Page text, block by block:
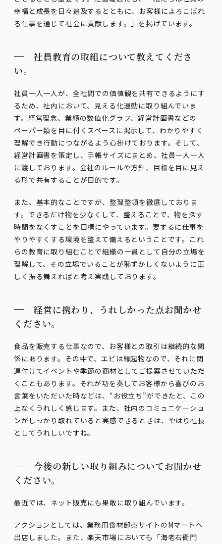
幸福と成長を日々追及するとともに、お客様によろこばれ
る仕事を通じて社会に貢献します。」を掲げています。
社員教育の取組について教えてくださ
い。
社員一人一人が、全社間での価値観を共有できるようにす
るため、社内において、見える化運動に取り組んでいま
す。経営理念、業績の数値化グラフ、経営計画書などの
ペーパー類を目に付くスペースに掲示して、わかりやすく
理解でき行動につながるよう心掛けております。そして、
経営計画書を策定し、手帳サイズにまとめ、社員一人一人
に渡しております。会社のルールや方針、目標を目に見え
る形で共有することが目的です。
また、基本的なことですが、整理整頓を徹底しておりま
す。できるだけ物を少なくして、整えることで、物を探す
時間をなくすことを目標にやっています。要するに仕事を
やりやすくする環境を整えて備えるということです。これ
らの教育に取り組むことで組織の一員として自分の立場を
理解して、その立場でいることが恥ずかしくないように正
しく振る舞えればと考え実践しております。
経営に携わり、うれしかった点お聞かせ
ください。
食品を販売する仕事なので、お客様との取引は継続的な関
係にあります。その中で、エビは縁起物なので、それに関
連付けてイベントや季節の商材としてご提案させていただ
くこともあります。それが功を奏してお客様から喜びのお
言葉をいただいた時などは、“お役立ち”ができたと、この
上なくうれしく感じます。また、社内のコミュニケーショ
ンがしっかり取れていると実感できるときは、やはり社長
としてうれしいですね。
今後の新しい取り組みについてお聞かせ
ください。
最近では、ネット販売にも果敢に取り組んでいます。
アクションとしては、業務用食材卸売サイトのMマートへ
出店しました。また、楽天市場においても「海老右衛門